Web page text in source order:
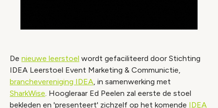
De nieuwe leerstoel wordt gefaciliteerd door Stichting
IDEA Leerstoel Event Marketing & Communictie,
branchevereniging IDEA, in samenwerking met
SharkWise. Hoogleraar Ed Peelen zal eerste de stoel
bekleden en 'presenteert' zichzelf op het komende IDEA